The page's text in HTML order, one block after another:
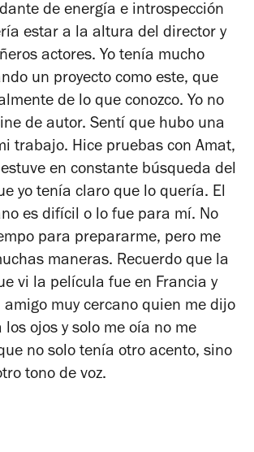
de energía e introspección
estar a la altura del director y
actores. Yo tenía mucho
un proyecto como este, que
de lo que conozco. Yo no
de autor. Sentí que hubo una
trabajo. Hice pruebas con Amat,
en constante búsqueda del
yo tenía claro que lo quería. El
es difícil o lo fue para mí. No
para prepararme, pero me
maneras. Recuerdo que la
vi la película fue en Francia y
muy cercano quien me dijo
ojos y solo me oía no me
no solo tenía otro acento, sino
tono de voz.